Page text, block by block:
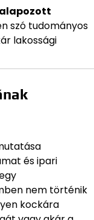
szó tudományos
lakossági
és ipari
nem történik
kockára